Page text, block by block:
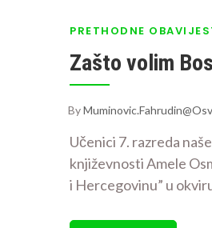
PRETHODNE
Zašto volim
By
Učenici 7. razreda
književnosti Amele
i Hercegovinu” u